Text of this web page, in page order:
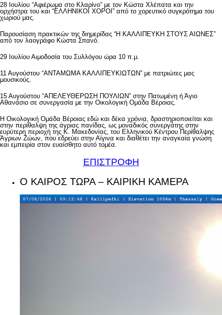
28 Ιουλίου “Αφιέρωμα στο Κλαρίνο” με τον Κώστα Χλέπατα και την
ορχήστρα του και “ΕΛΛΗΝΙΚΟΙ ΧΟΡΟΙ” από το χορευτικό συγκρότημα του
χωριού μας.
Παρουσίαση πρακτικών της διημερίδας “Η ΚΑΛΛΙΠΕΥΚΗ ΣΤΟΥΣ ΑΙΩΝΕΣ”
από τον λαογράφο Κώστα Σπανό.
29 Ιουλίου Αιμοδοσία του Συλλόγου ώρα 10 π.μ.
11 Αυγούστου “ΑΝΤΑΜΩΜΑ ΚΑΛΛΙΠΕΥΚΙΩΤΩΝ” με πατριώτες μας
μουσικούς.
15 Αυγούστου “ΑΠΕΛΕΥΘΕΡΩΣΗ ΠΟΥΛΙΩΝ” στην Πατωμένη ή Άγιο
Αθανάσιο σε συνεργασία με την Οικολογική Ομάδα Βέροιας.
Η Οικολογική Ομάδα Βέροιας εδώ και δέκα χρόνια, δραστηριοποιείται και
στην περίθαλψη της άγριας πανίδας, ως μοναδικός συνεργάτης στην
ευρύτερη περιοχή της Κ. Μακεδονίας, του Ελληνικού Κέντρου Περίθαλψης
Άγριων Ζώων, που εδρεύει στην Αίγινα και διαθέτει την αναγκαία γνώση
και εμπειρία στον ευαίσθητο αυτό τομέα.
ΕΠΙΣΤΡΟΦΗ
Ο ΚΑΙΡΟΣ ΤΩΡΑ – ΚΑΙΡΙΚΗ ΚΑΜΕΡΑ